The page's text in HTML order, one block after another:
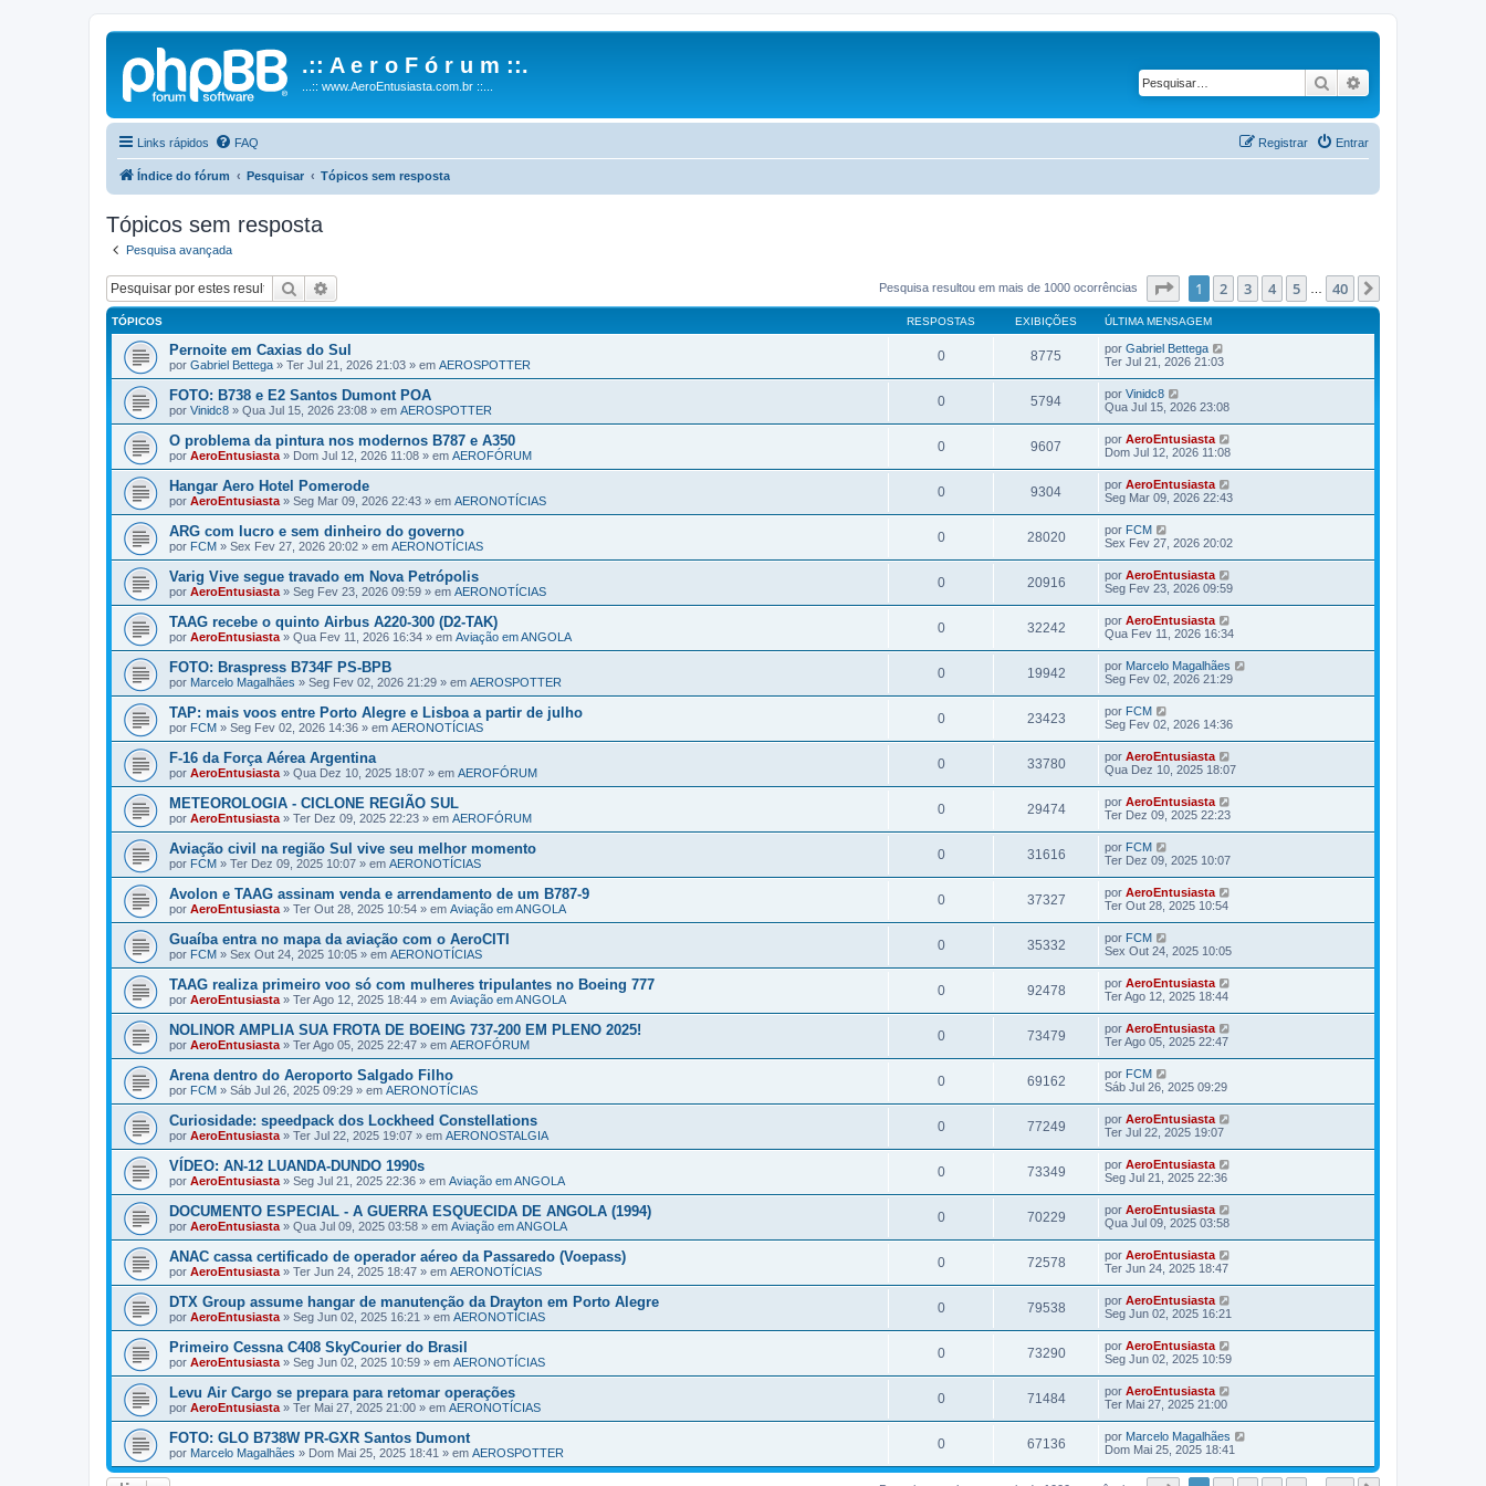
.:: A e r o F ó r u m ::.
...:: www.AeroEntusiasta.com.br ::... Pesquisar
Links rápidos FAQ Entrar
Registrar
Índice do fórum Pesquisar Tópicos sem resposta
Tópicos sem resposta
Pesquisa avançada
Pesquisar Pesquisa resultou em mais de 1000 ocorrências Página1 de 40
1 2 3 4 5 40
TÓPICOS RESPOSTAS EXIBIÇÕES ÚLTIMA MENSAGEM
Pernoite em Caxias do Sul
por Gabriel Bettega » Ter Jul 21, 2026 21:03 » em AEROSPOTTER
0 8775 por Gabriel Bettega
Ter Jul 21, 2026 21:03
FOTO: B738 e E2 Santos Dumont POA
por Vinidc8 » Qua Jul 15, 2026 23:08 » em AEROSPOTTER
0 5794 por Vinidc8
Qua Jul 15, 2026 23:08
O problema da pintura nos modernos B787 e A350
por AeroEntusiasta » Dom Jul 12, 2026 11:08 » em AEROFÓRUM
0 9607 por AeroEntusiasta
Dom Jul 12, 2026 11:08
Hangar Aero Hotel Pomerode
por AeroEntusiasta » Seg Mar 09, 2026 22:43 » em AERONOTÍCIAS
0 9304 por AeroEntusiasta
Seg Mar 09, 2026 22:43
ARG com lucro e sem dinheiro do governo
por FCM » Sex Fev 27, 2026 20:02 » em AERONOTÍCIAS
0 28020 por FCM
Sex Fev 27, 2026 20:02
Varig Vive segue travado em Nova Petrópolis
por AeroEntusiasta » Seg Fev 23, 2026 09:59 » em AERONOTÍCIAS
0 20916 por AeroEntusiasta
Seg Fev 23, 2026 09:59
TAAG recebe o quinto Airbus A220-300 (D2-TAK)
por AeroEntusiasta » Qua Fev 11, 2026 16:34 » em Aviação em ANGOLA
0 32242 por AeroEntusiasta
Qua Fev 11, 2026 16:34
FOTO: Braspress B734F PS-BPB
por Marcelo Magalhães » Seg Fev 02, 2026 21:29 » em AEROSPOTTER
0 19942 por Marcelo Magalhães
Seg Fev 02, 2026 21:29
TAP: mais voos entre Porto Alegre e Lisboa a partir de julho
por FCM » Seg Fev 02, 2026 14:36 » em AERONOTÍCIAS
0 23423 por FCM
Seg Fev 02, 2026 14:36
F-16 da Força Aérea Argentina
por AeroEntusiasta » Qua Dez 10, 2025 18:07 » em AEROFÓRUM
0 33780 por AeroEntusiasta
Qua Dez 10, 2025 18:07
METEOROLOGIA - CICLONE REGIÃO SUL
por AeroEntusiasta » Ter Dez 09, 2025 22:23 » em AEROFÓRUM
0 29474 por AeroEntusiasta
Ter Dez 09, 2025 22:23
Aviação civil na região Sul vive seu melhor momento
por FCM » Ter Dez 09, 2025 10:07 » em AERONOTÍCIAS
0 31616 por FCM
Ter Dez 09, 2025 10:07
Avolon e TAAG assinam venda e arrendamento de um B787-9
por AeroEntusiasta » Ter Out 28, 2025 10:54 » em Aviação em ANGOLA
0 37327 por AeroEntusiasta
Ter Out 28, 2025 10:54
Guaíba entra no mapa da aviação com o AeroCITI
por FCM » Sex Out 24, 2025 10:05 » em AERONOTÍCIAS
0 35332 por FCM
Sex Out 24, 2025 10:05
TAAG realiza primeiro voo só com mulheres tripulantes no Boeing 777
por AeroEntusiasta » Ter Ago 12, 2025 18:44 » em Aviação em ANGOLA
0 92478 por AeroEntusiasta
Ter Ago 12, 2025 18:44
NOLINOR AMPLIA SUA FROTA DE BOEING 737-200 EM PLENO 2025!
por AeroEntusiasta » Ter Ago 05, 2025 22:47 » em AEROFÓRUM
0 73479 por AeroEntusiasta
Ter Ago 05, 2025 22:47
Arena dentro do Aeroporto Salgado Filho
por FCM » Sáb Jul 26, 2025 09:29 » em AERONOTÍCIAS
0 69162 por FCM
Sáb Jul 26, 2025 09:29
Curiosidade: speedpack dos Lockheed Constellations
por AeroEntusiasta » Ter Jul 22, 2025 19:07 » em AERONOSTALGIA
0 77249 por AeroEntusiasta
Ter Jul 22, 2025 19:07
VÍDEO: AN-12 LUANDA-DUNDO 1990s
por AeroEntusiasta » Seg Jul 21, 2025 22:36 » em Aviação em ANGOLA
0 73349 por AeroEntusiasta
Seg Jul 21, 2025 22:36
DOCUMENTO ESPECIAL - A GUERRA ESQUECIDA DE ANGOLA (1994)
por AeroEntusiasta » Qua Jul 09, 2025 03:58 » em Aviação em ANGOLA
0 70229 por AeroEntusiasta
Qua Jul 09, 2025 03:58
ANAC cassa certificado de operador aéreo da Passaredo (Voepass)
por AeroEntusiasta » Ter Jun 24, 2025 18:47 » em AERONOTÍCIAS
0 72578 por AeroEntusiasta
Ter Jun 24, 2025 18:47
DTX Group assume hangar de manutenção da Drayton em Porto Alegre
por AeroEntusiasta » Seg Jun 02, 2025 16:21 » em AERONOTÍCIAS
0 79538 por AeroEntusiasta
Seg Jun 02, 2025 16:21
Primeiro Cessna C408 SkyCourier do Brasil
por AeroEntusiasta » Seg Jun 02, 2025 10:59 » em AERONOTÍCIAS
0 73290 por AeroEntusiasta
Seg Jun 02, 2025 10:59
Levu Air Cargo se prepara para retomar operações
por AeroEntusiasta » Ter Mai 27, 2025 21:00 » em AERONOTÍCIAS
0 71484 por AeroEntusiasta
Ter Mai 27, 2025 21:00
FOTO: GLO B738W PR-GXR Santos Dumont
por Marcelo Magalhães » Dom Mai 25, 2025 18:41 » em AEROSPOTTER
0 67136 por Marcelo Magalhães
Dom Mai 25, 2025 18:41